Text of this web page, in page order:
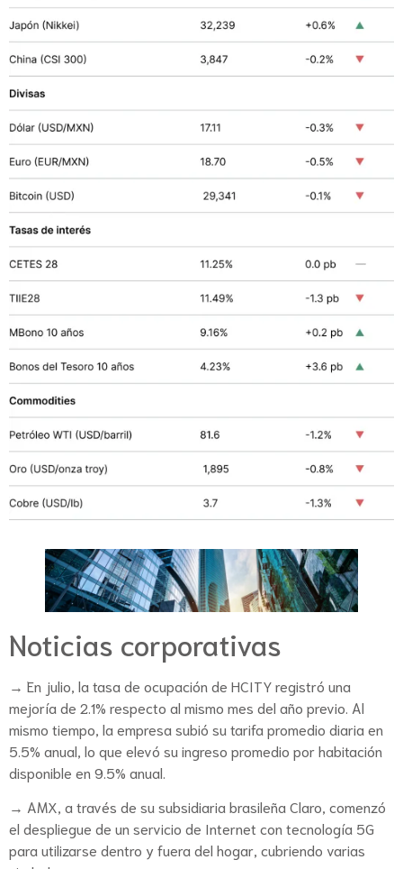
Noticias corporativas
→ En julio, la tasa de ocupación de HCITY registró una
mejoría de 2.1% respecto al mismo mes del año previo. Al
mismo tiempo, la empresa subió su tarifa promedio diaria en
5.5% anual, lo que elevó su ingreso promedio por habitación
disponible en 9.5% anual.
→ AMX, a través de su subsidiaria brasileña Claro, comenzó
el despliegue de un servicio de Internet con tecnología 5G
para utilizarse dentro y fuera del hogar, cubriendo varias